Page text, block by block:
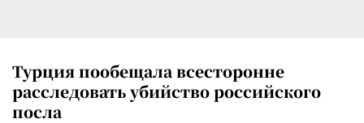
Турция пообещала всесторонне
расследовать убийство российского
посла